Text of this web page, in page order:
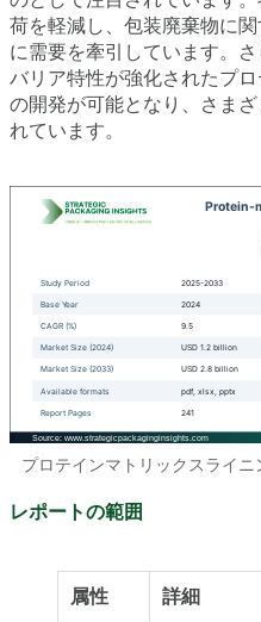
荷を軽減し、包装廃棄物に
に需要を牽引しています。
バリア特性が強化されたプ
の開発が可能となり、さま
れています。
プロテインマトリックスライ
レポートの範囲
属性 詳細